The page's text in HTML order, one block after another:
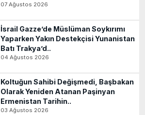
07 Ağustos 2026
İsrail Gazze’de Müslüman Soykırımı
Yaparken Yakın Destekçisi Yunanistan
Batı Trakya’d..
04 Ağustos 2026
Koltuğun Sahibi Değişmedi, Başbakan
Olarak Yeniden Atanan Paşinyan
Ermenistan Tarihin..
03 Ağustos 2026